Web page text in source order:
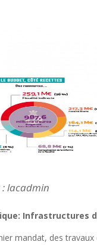
lacadmin
Infrastructures
mandat, des